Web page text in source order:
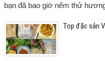
bạn đã bao giờ nếm thử
Top đặc sản